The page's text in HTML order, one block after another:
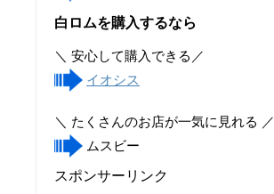
白ロムを購入するなら
＼ 安心して購入できる／
イオシス
＼ たくさんのお店が一気に見れる ／
ムスビー
スポンサーリンク